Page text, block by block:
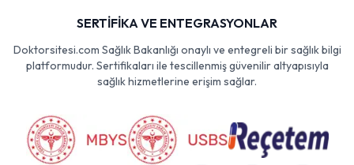
SERTİFİKA VE ENTEGRASYONLAR
Doktorsitesi.com Sağlık Bakanlığı onaylı ve entegreli bir sağlık bilgi
platformudur. Sertifikaları ile tescillenmiş güvenilir altyapısıyla
sağlık hizmetlerine erişim sağlar.